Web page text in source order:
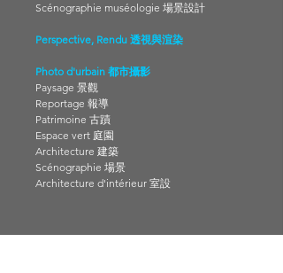
Scénographie muséologie 場景設計
Perspective, Rendu 透視與渲染
Photo d'urbain 都市攝影
Paysage 景觀
Reportage 報導
Patrimoine 古蹟
Espace vert 庭園
Architecture 建築
Scénographie 場景
Architecture d'intérieur 室設